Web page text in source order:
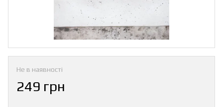
Не в наявності
249 грн